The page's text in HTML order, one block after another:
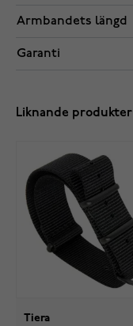
Armbandets längd
Garanti
Liknande produkter
Tiera